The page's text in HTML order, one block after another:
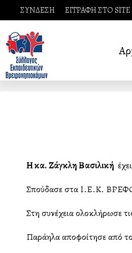
ΣΥΝΔΕΣΗ ΕΓΓΡΑΦΗ ΣΤΟ SITE
Η κα.Ζάγκλη Βασιλική
Σπούδασε στα Ι.Ε.Κ.
Στη συνέχεια
Παράλληλα αποφοίτησε